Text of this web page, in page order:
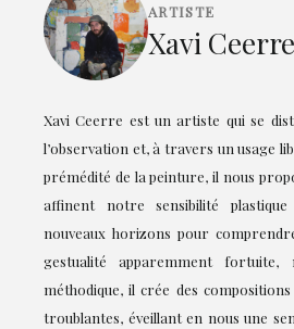
ARTISTE
Xavi Ceerre
Xavi Ceerre est un artiste qui se
l’observation et, à travers un usage
prémédité de la peinture, il nous
affinent notre sensibilité
nouveaux horizons pour
gestualité apparemment
méthodique, il crée des
troublantes, éveillant en nous une